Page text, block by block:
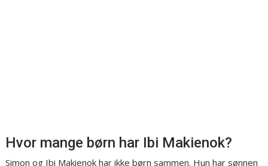
Hvor mange børn har Ibi Makienok?
Simon og Ibi Makienok har ikke børn sammen. Hun har sønnen